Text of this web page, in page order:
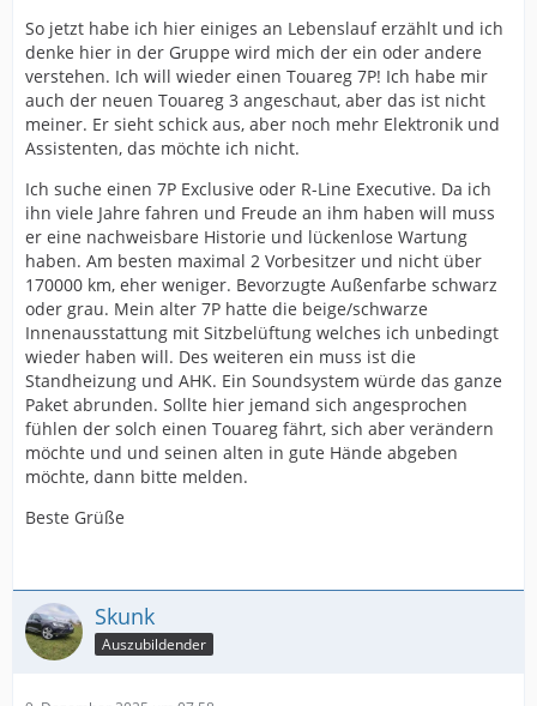
So jetzt habe ich hier einiges an Lebenslauf erzählt und ich
denke hier in der Gruppe wird mich der ein oder andere
verstehen. Ich will wieder einen Touareg 7P! Ich habe mir
auch der neuen Touareg 3 angeschaut, aber das ist nicht
meiner. Er sieht schick aus, aber noch mehr Elektronik und
Assistenten, das möchte ich nicht.
Ich suche einen 7P Exclusive oder R-Line Executive. Da ich
ihn viele Jahre fahren und Freude an ihm haben will muss
er eine nachweisbare Historie und lückenlose Wartung
haben. Am besten maximal 2 Vorbesitzer und nicht über
170000 km, eher weniger. Bevorzugte Außenfarbe schwarz
oder grau. Mein alter 7P hatte die beige/schwarze
Innenausstattung mit Sitzbelüftung welches ich unbedingt
wieder haben will. Des weiteren ein muss ist die
Standheizung und AHK. Ein Soundsystem würde das ganze
Paket abrunden. Sollte hier jemand sich angesprochen
fühlen der solch einen Touareg fährt, sich aber verändern
möchte und und seinen alten in gute Hände abgeben
möchte, dann bitte melden.
Beste Grüße
Skunk
Auszubildender